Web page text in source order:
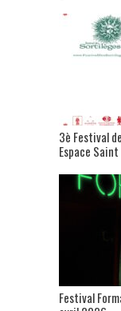
3è Festival
Espace
Festival